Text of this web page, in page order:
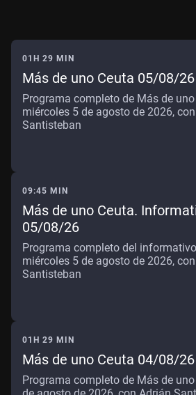
01H 29 MIN
Más de uno Ceuta 05/08/26
Programa completo de Más de uno
miércoles 5 de agosto de 2026,
Santisteban
09:45 MIN
Más de uno Ceuta.
05/08/26
Programa completo del
miércoles 5 de agosto de 2026,
Santisteban
01H 29 MIN
Más de uno Ceuta 04/08/26
Programa completo de Más de